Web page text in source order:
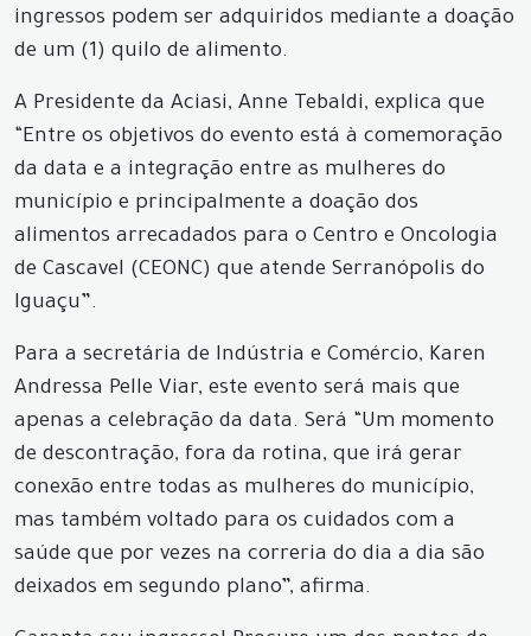
ingressos podem ser adquiridos mediante a doação
de um (1) quilo de alimento.
A Presidente da Aciasi, Anne Tebaldi, explica que
“Entre os objetivos do evento está à comemoração
da data e a integração entre as mulheres do
município e principalmente a doação dos
alimentos arrecadados para o Centro e Oncologia
de Cascavel (CEONC) que atende Serranópolis do
Iguaçu”.
Para a secretária de Indústria e Comércio, Karen
Andressa Pelle Viar, este evento será mais que
apenas a celebração da data. Será “Um momento
de descontração, fora da rotina, que irá gerar
conexão entre todas as mulheres do município,
mas também voltado para os cuidados com a
saúde que por vezes na correria do dia a dia são
deixados em segundo plano”, afirma.